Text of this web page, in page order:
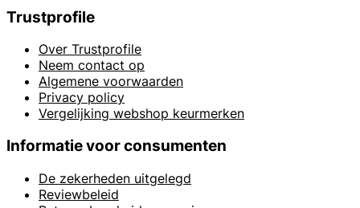
Trustprofile
Over Trustprofile
Neem contact op
Algemene voorwaarden
Privacy policy
Vergelijking webshop keurmerken
Informatie voor consumenten
De zekerheden uitgelegd
Reviewbeleid